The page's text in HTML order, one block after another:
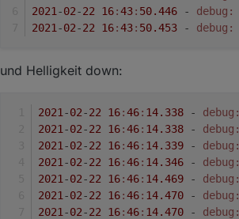
2021 -02-22 16:43: 50.446 - debug:
2021 -02-22 16:43: 50.453 - debug:
und Helligkeit down:
2021 -02-22 16:46: 14.338 - debug:
2021 -02-22 16:46: 14.338 - debug:
2021 -02-22 16:46: 14.339 - debug:
2021 -02-22 16:46: 14.346 - debug:
2021 -02-22 16:46: 14.469 - debug:
2021 -02-22 16:46: 14.470 - debug:
2021 -02-22 16:46: 14.470 - debug: